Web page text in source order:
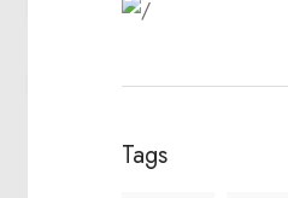
Tags